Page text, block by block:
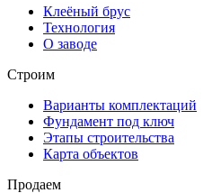
Клеёный брус
Технология
О заводе
Строим
Варианты комплектаций
Фундамент под ключ
Этапы строительства
Карта объектов
Продаем